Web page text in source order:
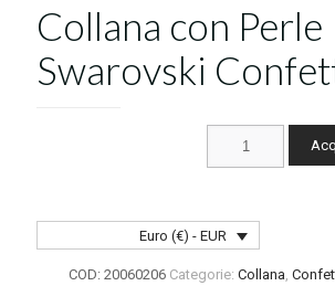
Collana con Perle
Swarovski
Euro (€) - EUR
COD: 20060206 Categorie: Collana,